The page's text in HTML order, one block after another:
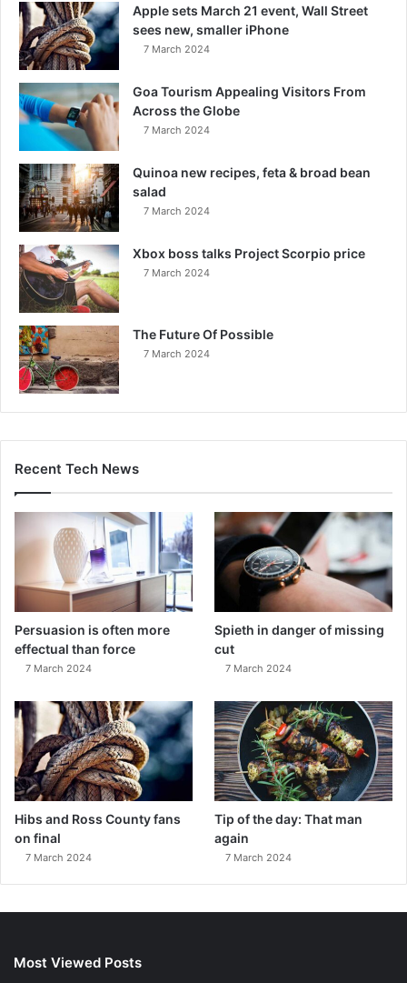
Apple sets March 21 event, Wall Street
sees new, smaller iPhone
7 March 2024
Goa Tourism Appealing Visitors From
Across the Globe
7 March 2024
Quinoa new recipes, feta & broad bean
salad
7 March 2024
Xbox boss talks Project Scorpio price
7 March 2024
The Future Of Possible
7 March 2024
Recent Tech News
Persuasion is often more
effectual than force
7 March 2024
Spieth in danger of missing
cut
7 March 2024
Hibs and Ross County fans
on final
7 March 2024
Tip of the day: That man
again
7 March 2024
Most Viewed Posts